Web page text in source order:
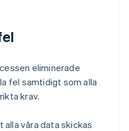
eliminerade
fel samtidigt som alla
krav.
alla våra data skickas